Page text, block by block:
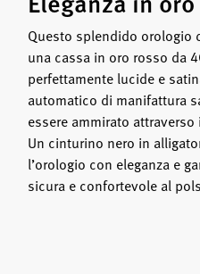
Questo splendido orologio
una cassa in oro rosso da
perfettamente lucide e
automatico di manifattura
essere ammirato
Un cinturino nero in
l’orologio con eleganza e
sicura e confortevole al